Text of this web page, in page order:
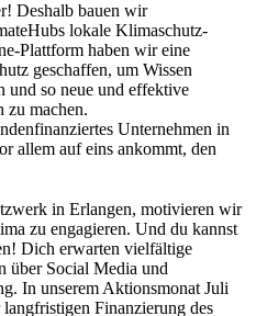
Deshalb bauen wir
lokale Klimaschutz-
Plattform haben wir eine
geschaffen, um Wissen
und so neue und effektive
zu machen.
Unternehmen in
allem auf eins ankommt, den
in Erlangen, motivieren wir
zu engagieren. Und du kannst
Dich erwarten vielfältige
über Social Media und
In unserem Aktionsmonat Juli
Finanzierung des